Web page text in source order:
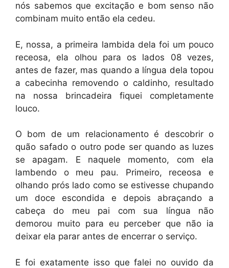
nós sabemos que excitação e bom senso não
combinam muito então ela cedeu.
E, nossa, a primeira lambida dela foi um pouco
receosa, ela olhou para os lados 08 vezes,
antes de fazer, mas quando a língua dela topou
a cabecinha removendo o caldinho, resultado
na nossa brincadeira fiquei completamente
louco.
O bom de um relacionamento é descobrir o
quão safado o outro pode ser quando as luzes
se apagam. E naquele momento, com ela
lambendo o meu pau. Primeiro, receosa e
olhando prós lado como se estivesse chupando
um doce escondida e depois abraçando a
cabeça do meu pai com sua língua não
demorou muito para eu perceber que não ia
deixar ela parar antes de encerrar o serviço.
E foi exatamente isso que falei no ouvido da